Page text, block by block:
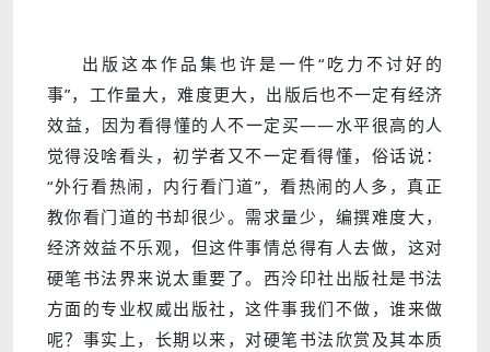
出版这本作品集也许是一件“吃力不讨好的
事”，工作量大，难度更大，出版后也不一定有经济
效益，因为看得懂的人不一定买——水平很高的人
觉得没啥看头，初学者又不一定看得懂，俗话说：
“外行看热闹，内行看门道”，看热闹的人多，真正
教你看门道的书却很少。需求量少，编撰难度大，
经济效益不乐观，但这件事情总得有人去做，这对
硬笔书法界来说太重要了。西泠印社出版社是书法
方面的专业权威出版社，这件事我们不做，谁来做
呢？事实上，长期以来，对硬笔书法欣赏及其本质